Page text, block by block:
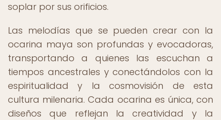
soplar por sus orificios.
Las melodías que se pueden crear con la
ocarina maya son profundas y evocadoras,
transportando a quienes las escuchan a
tiempos ancestrales y conectándolos con la
espiritualidad y la cosmovisión de esta
cultura milenaria. Cada ocarina es única, con
diseños que reflejan la creatividad y la